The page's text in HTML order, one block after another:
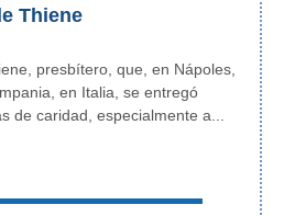
Thiene
presbítero, que, en Nápoles,
en Italia, se entregó
de caridad, especialmente a